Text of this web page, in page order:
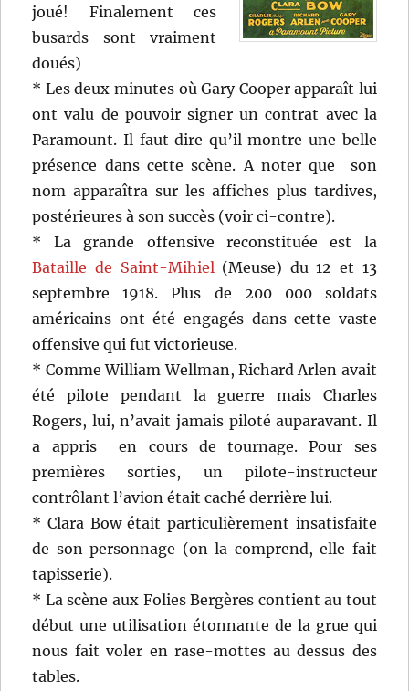
joué! Finalement ces
busards sont vraiment
doués)
* Les deux minutes où Gary Cooper apparaît lui
ont valu de pouvoir signer un contrat avec la
Paramount. Il faut dire qu’il montre une belle
présence dans cette scène. A noter que son
nom apparaîtra sur les affiches plus tardives,
postérieures à son succès (voir ci-contre).
* La grande offensive reconstituée est la
Bataille de Saint-Mihiel(Meuse) du 12 et 13
septembre 1918. Plus de 200 000 soldats
américains ont été engagés dans cette vaste
offensive qui fut victorieuse.
* Comme William Wellman, Richard Arlen avait
été pilote pendant la guerre mais Charles
Rogers, lui, n’avait jamais piloté auparavant. Il
a appris en cours de tournage. Pour ses
premières sorties, un pilote-instructeur
contrôlant l’avion était caché derrière lui.
* Clara Bow était particulièrement insatisfaite
de son personnage (on la comprend, elle fait
tapisserie).
* La scène aux Folies Bergères contient au tout
début une utilisation étonnante de la grue qui
nous fait voler en rase-mottes au dessus des
tables.